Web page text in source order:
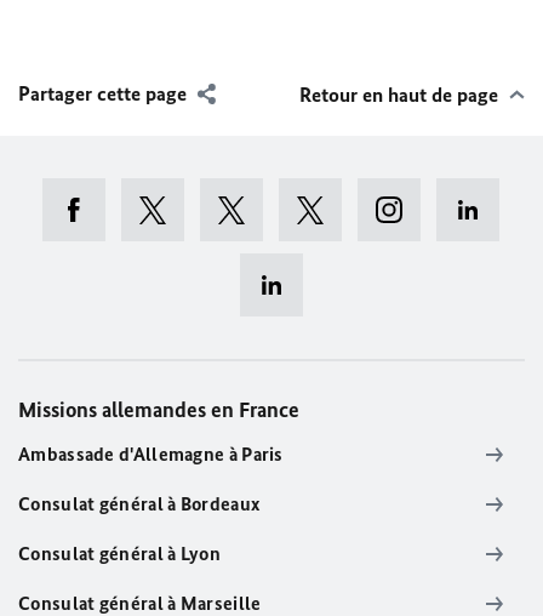
Partager cette page Retour en haut de page
Missions allemandes en France
Ambassade d'Allemagne à Paris
Consulat général à Bordeaux
Consulat général à Lyon
Consulat général à Marseille